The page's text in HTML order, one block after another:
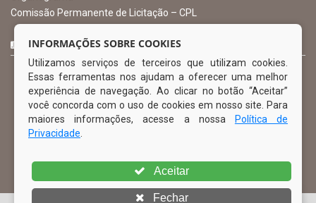
O Prefeito
Vice Prefeito
Ouvidoria Municipal
Serviço de Informação ao Cidadão – SIC
Chefe de Gabinete
Procuradoria Geral
Órgão de Controle Interno
Organograma
CURTA NOSSA FAN PAGE
INFORMAÇÕES SOBRE COOKIES
Utilizamos serviços de terceiros que utilizam cookies.
Essas ferramentas nos ajudam a oferecer uma melhor
experiência de navegação. Ao clicar no botão “Aceitar”
você concorda com o uso de cookies em nosso site. Para
maiores informações, acesse a nossa
Política de
Privacidade
Aceitar
Fechar